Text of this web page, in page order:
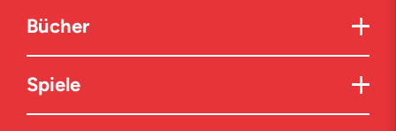
Bücher
Spiele